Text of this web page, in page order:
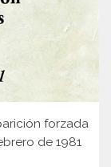
forzada
de 1981